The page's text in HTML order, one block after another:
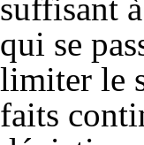
suffisant
qui se
limiter le
faits